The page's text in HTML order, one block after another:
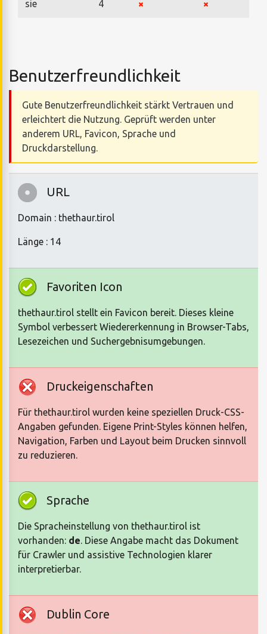
sie 4
Benutzerfreundlichkeit
Gute Benutzerfreundlichkeit stärkt Vertrauen und
erleichtert die Nutzung. Geprüft werden unter
anderem URL, Favicon, Sprache und
Druckdarstellung.
URL
Domain : thethaur.tirol
Länge : 14
Favoriten Icon
thethaur.tirol stellt ein Favicon bereit. Dieses kleine
Symbol verbessert Wiedererkennung in Browser-Tabs,
Lesezeichen und Suchergebnisumgebungen.
Druckeigenschaften
Für thethaur.tirol wurden keine speziellen Druck-CSS-
Angaben gefunden. Eigene Print-Styles können helfen,
Navigation, Farben und Layout beim Drucken sinnvoll
zu reduzieren.
Sprache
Die Spracheinstellung von thethaur.tirol ist
vorhanden: de. Diese Angabe macht das Dokument
für Crawler und assistive Technologien klarer
interpretierbar.
Dublin Core